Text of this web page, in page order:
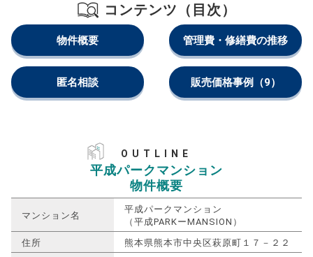
コンテンツ（目次）
物件概要 管理費・修繕費の推移
匿名相談 販売価格事例 （9）
OUTLINE
平成パークマンション
物件概要
マンション名
平成パークマンション
（平成PARKーMANSION）
住所
熊本県熊本市中央区萩原町１７－２２